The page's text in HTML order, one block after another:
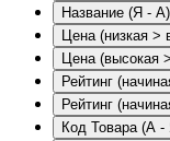
Название (Я - А)
Цена (низкая >
Цена (высокая
Рейтинг
Рейтинг
Код Товара (А -